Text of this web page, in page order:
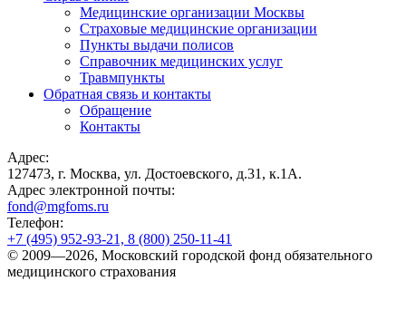
Медицинские организации Москвы
Страховые медицинские организации
Пункты выдачи полисов
Справочник медицинских услуг
Травмпункты
Обратная связь и контакты
Обращение
Контакты
Адрес:
127473, г. Москва, ул. Достоевского, д.31, к.1А.
Адрес электронной почты:
fond@mgfoms.ru
Телефон:
+7 (495) 952-93-21, 8 (800) 250-11-41
© 2009—2026, Московский городской фонд обязательного
медицинского страхования